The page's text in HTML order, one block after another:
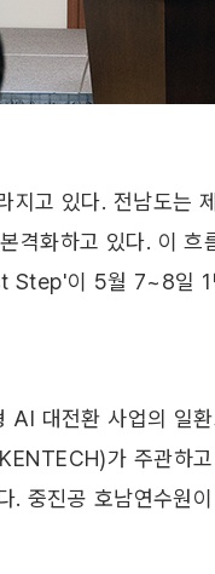
지고 있다. 전남도는
격화하고 있다. 이 흐
Step'이 5월 7~8일 1
대전환 사업의 일
가 주관하고
중진공 호남연수원